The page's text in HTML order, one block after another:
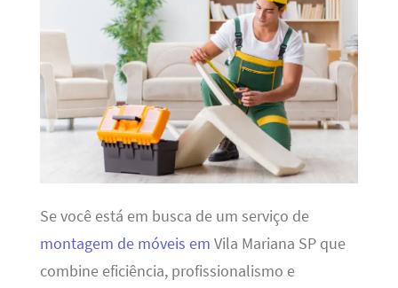
Se você está em busca de um serviço de
montagem de móveis em Vila Mariana SP que
combine eficiência, profissionalismo e